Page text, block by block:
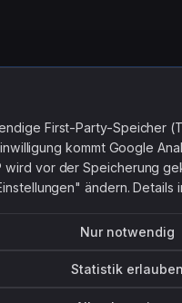
First-Party-Speicher
kommt Google
vor der Speicherung
ändern. Details
Nur notwendig
Statistik